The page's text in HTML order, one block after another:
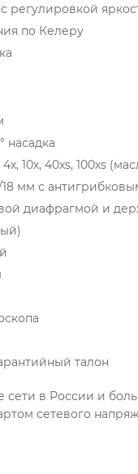
регулировкой
по Келеру
насадка
10х, 40xs, 100хs
мм с
диафрагмой и
талон
в России и
сетевого